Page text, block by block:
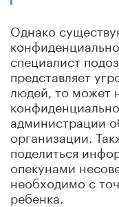
Однако
специалист
представляет
людей, то может
администрации
организации.
поделиться
опекунами
необходимо с
ребенка.